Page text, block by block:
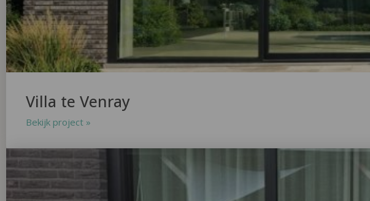
Villa te Venray
Bekijk project »